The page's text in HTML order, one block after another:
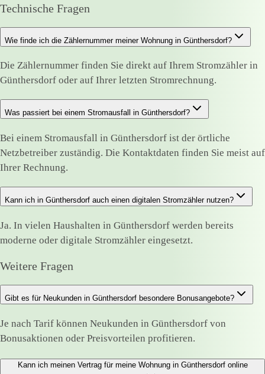
Technische Fragen
Wie finde ich die Zählernummer meiner Wohnung in Günthersdorf?
Die Zählernummer finden Sie direkt auf Ihrem Stromzähler in
Günthersdorf oder auf Ihrer letzten Stromrechnung.
Was passiert bei einem Stromausfall in Günthersdorf?
Bei einem Stromausfall in Günthersdorf ist der örtliche
Netzbetreiber zuständig. Die Kontaktdaten finden Sie meist auf
Ihrer Rechnung.
Kann ich in Günthersdorf auch einen digitalen Stromzähler nutzen?
Ja. In vielen Haushalten in Günthersdorf werden bereits
moderne oder digitale Stromzähler eingesetzt.
Weitere Fragen
Gibt es für Neukunden in Günthersdorf besondere Bonusangebote?
Je nach Tarif können Neukunden in Günthersdorf von
Bonusaktionen oder Preisvorteilen profitieren.
Kann ich meinen Vertrag für meine Wohnung in Günthersdorf online